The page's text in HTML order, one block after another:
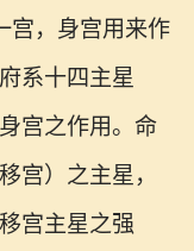
宫，身宫用来作
系十四主星
宫之作用。命
宫）之主星，
宫主星之强